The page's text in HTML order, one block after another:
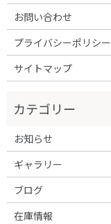
お問い合わせ
プライバシーポリシー
サイトマップ
お知らせ
ギャラリー
ブログ
在庫情報